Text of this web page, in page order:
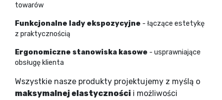
towarów
Funkcjonalne lady ekspozycyjne - łączące estetykę
z praktycznością
Ergonomiczne stanowiska kasowe - usprawniające
obsługę klienta
Wszystkie nasze produkty projektujemy z myślą o
maksymalnej elastyczności i możliwości